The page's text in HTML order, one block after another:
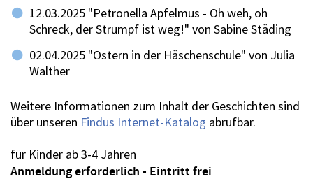
12.03.2025 "Petronella Apfelmus - Oh weh, oh
Schreck, der Strumpf ist weg!" von Sabine Städing
02.04.2025 "Ostern in der Häschenschule" von Julia
Walther
Weitere Informationen zum Inhalt der Geschichten sind
über unseren Findus Internet-Katalog abrufbar.
für Kinder ab 3-4 Jahren
Anmeldung erforderlich - Eintritt frei